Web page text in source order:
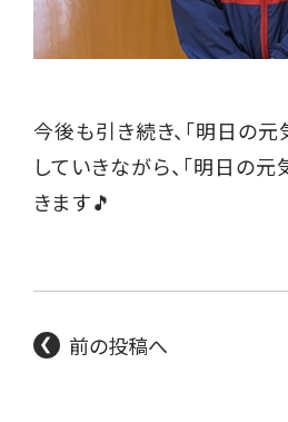
今後も引き続き、「明日の
していきながら、「明日の
きます🎵
前の投稿へ